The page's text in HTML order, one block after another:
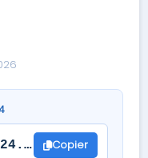
en/r/
Copier